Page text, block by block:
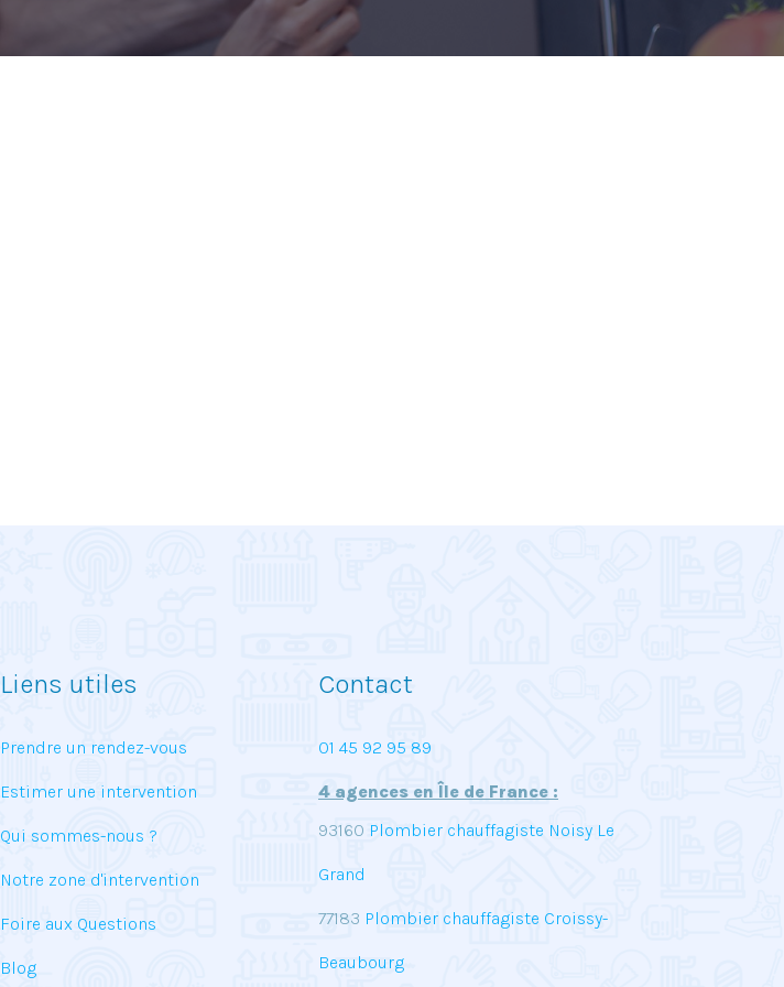
Liens utiles
Prendre un rendez-vous
Estimer une intervention
Qui sommes-nous ?
Notre zone d'intervention
Foire aux Questions
Blog
Contact
01 45 92 95 89
4 agences en Île de France :
93160 Plombier chauffagiste Noisy Le
Grand
77183 Plombier chauffagiste Croissy-
Beaubourg